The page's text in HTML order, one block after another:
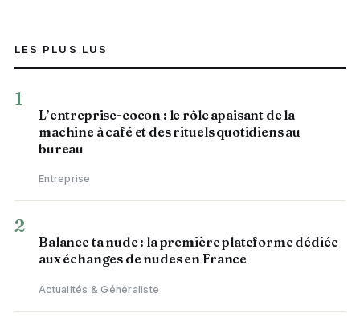
LES PLUS LUS
1
L’entreprise-cocon : le rôle apaisant de la
machine à café et des rituels quotidiens au
bureau
Entreprise
2
Balance ta nude : la première plateforme dédiée
aux échanges de nudes en France
Actualités & Généraliste